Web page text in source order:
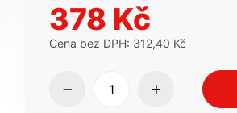
378 Kč
Cena bez DPH: 312,40 Kč